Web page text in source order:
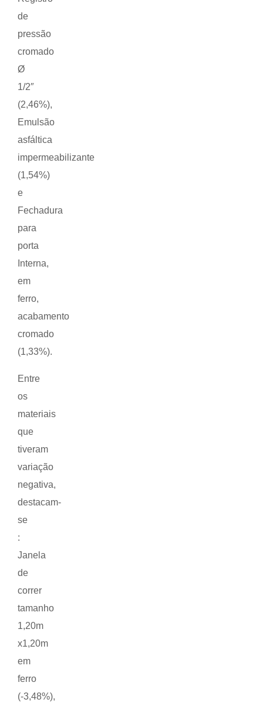
de
pressão
cromado
Ø
1/2″
(2,46%),
Emulsão
asfáltica
impermeabilizante
(1,54%)
e
Fechadura
para
porta
Interna,
em
ferro,
acabamento
cromado
(1,33%).
Entre
os
materiais
que
tiveram
variação
negativa,
destacam-
se
:
Janela
de
correr
tamanho
1,20m
x1,20m
em
ferro
(-3,48%),